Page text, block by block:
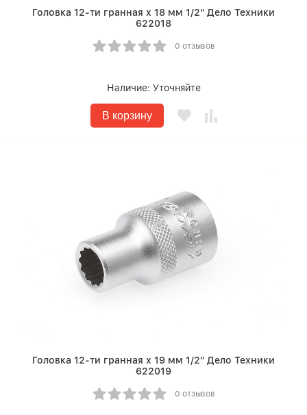
Головка 12-ти гранная х 18 мм 1/2" Дело Техники
622018
0 отзывов
Наличие: Уточняйте
В корзину
Головка 12-ти гранная х 19 мм 1/2" Дело Техники
622019
0 отзывов